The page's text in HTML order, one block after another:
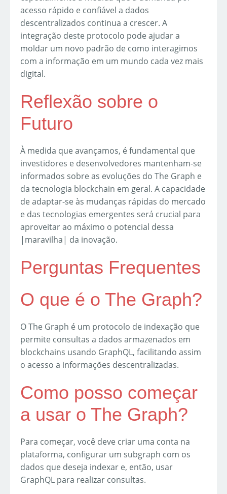
acesso rápido e confiável a dados
descentralizados continua a crescer. A
integração deste protocolo pode ajudar a
moldar um novo padrão de como interagimos
com a informação em um mundo cada vez mais
digital.
Reflexão sobre o
Futuro
À medida que avançamos, é fundamental que
investidores e desenvolvedores mantenham-se
informados sobre as evoluções do The Graph e
da tecnologia blockchain em geral. A capacidade
de adaptar-se às mudanças rápidas do mercado
e das tecnologias emergentes será crucial para
aproveitar ao máximo o potencial dessa
|maravilha| da inovação.
Perguntas Frequentes
O que é o The Graph?
O The Graph é um protocolo de indexação que
permite consultas a dados armazenados em
blockchains usando GraphQL, facilitando assim
o acesso a informações descentralizadas.
Como posso começar
a usar o The Graph?
Para começar, você deve criar uma conta na
plataforma, configurar um subgraph com os
dados que deseja indexar e, então, usar
GraphQL para realizar consultas.